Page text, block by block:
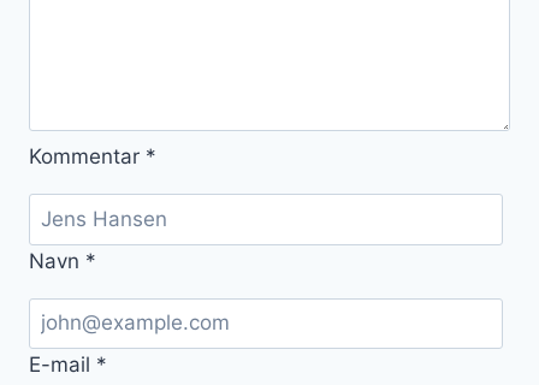
Kommentar *
Navn *
E-mail *